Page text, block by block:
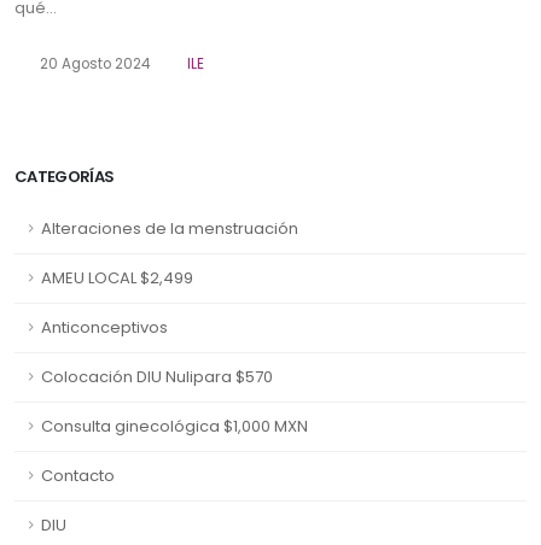
CATEGORÍAS
Alteraciones de la menstruación
AMEU LOCAL $2,499
Anticonceptivos
Colocación DIU Nulipara $570
Consulta ginecológica $1,000 MXN
Contacto
DIU
qué...
20 Agosto 2024 ILE